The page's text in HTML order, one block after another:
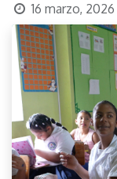
16 marzo, 2026